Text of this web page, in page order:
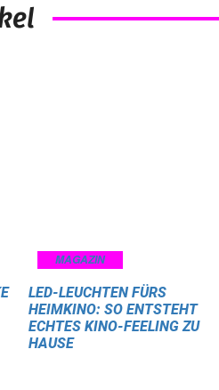
MAGAZIN
LED-LEUCHTEN FÜRS
HEIMKINO: SO ENTSTEHT
ECHTES KINO-FEELING ZU
HAUSE